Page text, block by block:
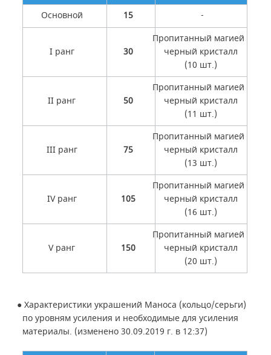
Основной 15 -
I ранг 30
Пропитанный магией
черный кристалл
(10 шт.)
II ранг 50
Пропитанный магией
черный кристалл
(11 шт.)
III ранг 75
Пропитанный магией
черный кристалл
(13 шт.)
IV ранг 105
Пропитанный магией
черный кристалл
(16 шт.)
V ранг 150
Пропитанный магией
черный кристалл
(20 шт.)
● Характеристики украшений Маноса (кольцо/серьги)
по уровням усиления и необходимые для усиления
материалы. (изменено 30.09.2019 г. в 12:37)